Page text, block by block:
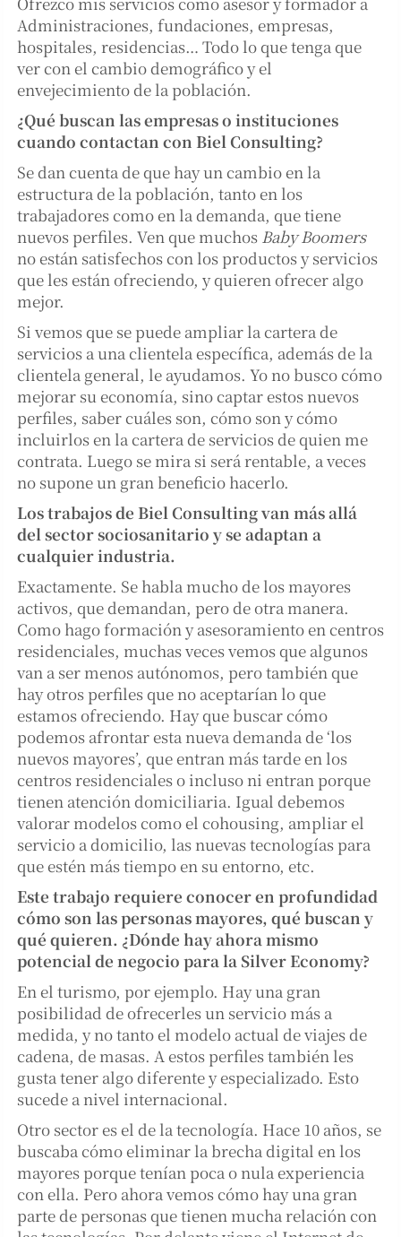
Administraciones, fundaciones, empresas,
hospitales, residencias… Todo lo que tenga que
ver con el cambio demográfico y el
envejecimiento de la población.
¿Qué buscan las empresas o instituciones
cuando contactan con Biel Consulting?
Se dan cuenta de que hay un cambio en la
estructura de la población, tanto en los
trabajadores como en la demanda, que tiene
nuevos perfiles. Ven que muchos Baby Boomers
no están satisfechos con los productos y servicios
que les están ofreciendo, y quieren ofrecer algo
mejor.
Si vemos que se puede ampliar la cartera de
servicios a una clientela específica, además de la
clientela general, le ayudamos. Yo no busco cómo
mejorar su economía, sino captar estos nuevos
perfiles, saber cuáles son, cómo son y cómo
incluirlos en la cartera de servicios de quien me
contrata. Luego se mira si será rentable, a veces
no supone un gran beneficio hacerlo.
Los trabajos de Biel Consulting van más allá
del sector sociosanitario y se adaptan a
cualquier industria.
Exactamente. Se habla mucho de los mayores
activos, que demandan, pero de otra manera.
Como hago formación y asesoramiento en centros
residenciales, muchas veces vemos que algunos
van a ser menos autónomos, pero también que
hay otros perfiles que no aceptarían lo que
estamos ofreciendo. Hay que buscar cómo
podemos afrontar esta nueva demanda de ‘los
nuevos mayores’, que entran más tarde en los
centros residenciales o incluso ni entran porque
tienen atención domiciliaria. Igual debemos
valorar modelos como el cohousing, ampliar el
servicio a domicilio, las nuevas tecnologías para
que estén más tiempo en su entorno, etc.
Este trabajo requiere conocer en profundidad
cómo son las personas mayores, qué buscan y
qué quieren. ¿Dónde hay ahora mismo
potencial de negocio para la Silver Economy?
En el turismo, por ejemplo. Hay una gran
posibilidad de ofrecerles un servicio más a
medida, y no tanto el modelo actual de viajes de
cadena, de masas. A estos perfiles también les
gusta tener algo diferente y especializado. Esto
sucede a nivel internacional.
Otro sector es el de la tecnología. Hace 10 años, se
buscaba cómo eliminar la brecha digital en los
mayores porque tenían poca o nula experiencia
con ella. Pero ahora vemos cómo hay una gran
parte de personas que tienen mucha relación con